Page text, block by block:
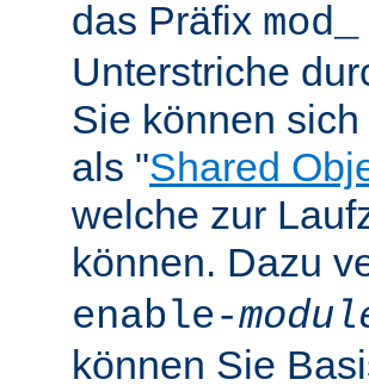
das Präfix mod_
Unterstriche
Sie können
als "Shared
welche zur
können. Dazu
enable-
können Sie